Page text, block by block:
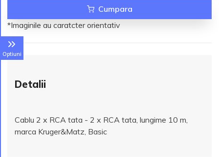
Optiuni
Cumpara
*Imaginile au caratcter orientativ
Detalii
Cablu 2 x RCA tata - 2 x RCA tata, lungime 10 m,
marca Kruger&Matz, Basic